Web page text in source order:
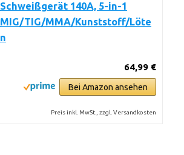
Schweißgerät 140A, 5-in-1
MIG/TIG/MMA/Kunststoff/Löte
n
64,99 €
Bei Amazon ansehen
Preis inkl. MwSt., zzgl. Versandkosten